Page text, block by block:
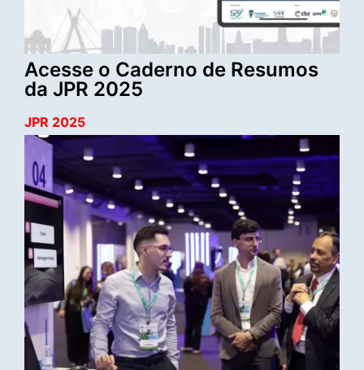
Acesse o Caderno de Resumos
da JPR 2025
JPR 2025